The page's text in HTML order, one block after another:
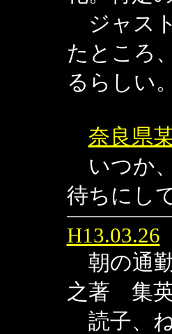
ジャス
たところ
るらしい
奈良県
いつか
待ちにし
H13.03.26
朝の通
之著 集英
読子、